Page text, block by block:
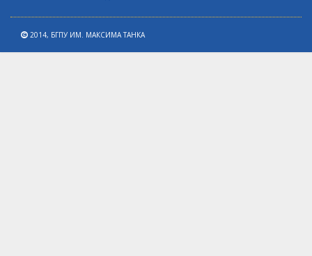
2014, БГПУ ИМ. МАКСИМА ТАНКА